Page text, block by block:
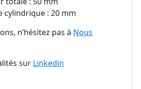
cylindrique : 20 mm
n’hésitez pas à Nous
sur Linkedin